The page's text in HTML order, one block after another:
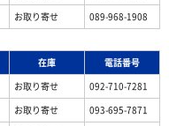
お取り寄せ 089-968-1908
在庫
電話番号
お取り寄せ
092-710-7281
お取り寄せ
093-695-7871